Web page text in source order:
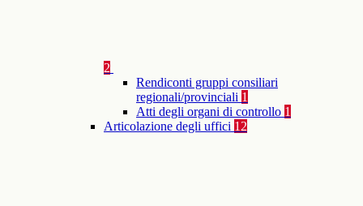
2
Rendiconti gruppi consiliari
regionali/provinciali 1
Atti degli organi di controllo 1
Articolazione degli uffici 12